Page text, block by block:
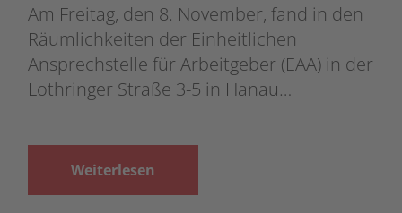
Am Freitag, den 8. November, fand in den
Räumlichkeiten der Einheitlichen
Ansprechstelle für Arbeitgeber (EAA) in der
Lothringer Straße 3-5 in Hanau…
Weiterlesen